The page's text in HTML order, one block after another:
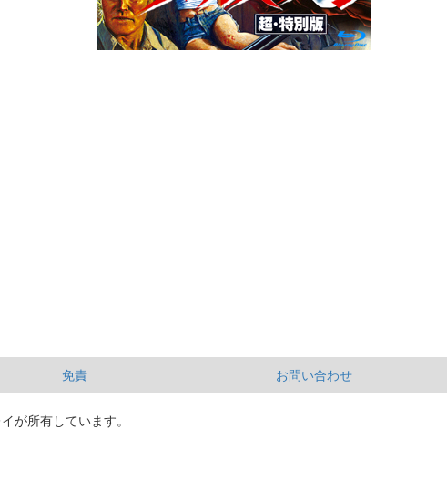
免責 お問い合わせ
が所有しています。